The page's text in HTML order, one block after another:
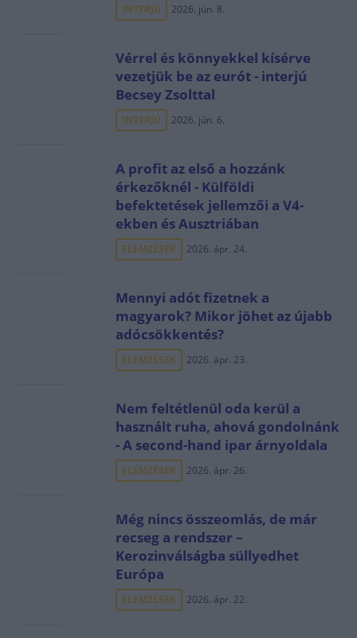
INTERJÚ 2026. jún. 8.
Vérrel és könnyekkel kísérve
vezetjük be az eurót - interjú
Becsey Zsolttal
INTERJÚ 2026. jún. 6.
A profit az első a hozzánk
érkezőknél - Külföldi
befektetések jellemzői a V4-
ekben és Ausztriában
ELEMZÉSEK 2026. ápr. 24.
Mennyi adót fizetnek a
magyarok? Mikor jöhet az újabb
adócsökkentés?
ELEMZÉSEK 2026. ápr. 23.
Nem feltétlenül oda kerül a
használt ruha, ahová gondolnánk
- A second-hand ipar árnyoldala
ELEMZÉSEK 2026. ápr. 26.
Még nincs összeomlás, de már
recseg a rendszer –
Kerozinválságba süllyedhet
Európa
ELEMZÉSEK 2026. ápr. 22.